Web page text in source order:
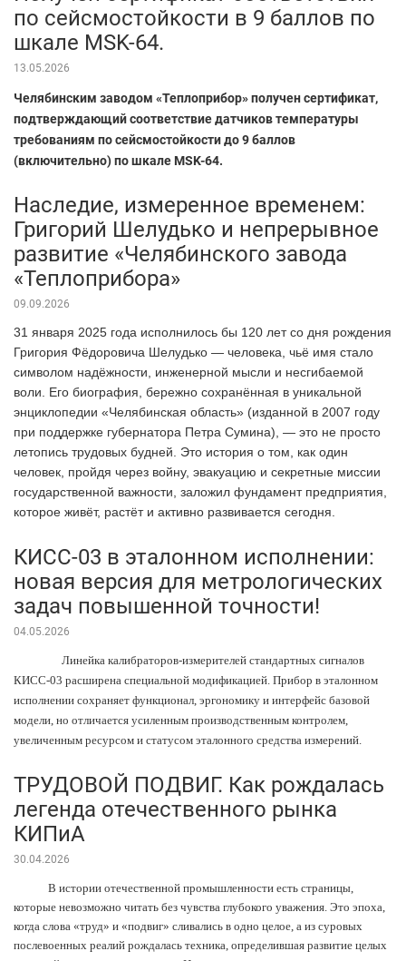
по сейсмостойкости в 9 баллов по
шкале MSK-64.
13.05.2026
Челябинским заводом «Теплоприбор» получен сертификат,
подтверждающий соответствие датчиков температуры
требованиям по сейсмостойкости до 9 баллов
(включительно) по шкале MSK-64.
Наследие, измеренное временем:
Григорий Шелудько и непрерывное
развитие «Челябинского завода
«Теплоприбора»
09.09.2026
31 января 2025 года исполнилось бы 120 лет со дня рождения
Григория Фёдоровича Шелудько — человека, чьё имя стало
символом надёжности, инженерной мысли и несгибаемой
воли. Его биография, бережно сохранённая в уникальной
энциклопедии «Челябинская область» (изданной в 2007 году
при поддержке губернатора Петра Сумина), — это не просто
летопись трудовых будней. Это история о том, как один
человек, пройдя через войну, эвакуацию и секретные миссии
государственной важности, заложил фундамент предприятия,
которое живёт, растёт и активно развивается сегодня.
КИСС-03 в эталонном исполнении:
новая версия для метрологических
задач повышенной точности!
04.05.2026
Линейка калибраторов-измерителей стандартных сигналов
КИСС-03 расширена специальной модификацией. Прибор в эталонном
исполнении сохраняет функционал, эргономику и интерфейс базовой
модели, но отличается усиленным производственным контролем,
увеличенным ресурсом и статусом эталонного средства измерений.
ТРУДОВОЙ ПОДВИГ. Как рождалась
легенда отечественного рынка
КИПиА
30.04.2026
В истории отечественной промышленности есть страницы,
которые невозможно читать без чувства глубокого уважения. Это эпоха,
когда слова «труд» и «подвиг» сливались в одно целое, а из суровых
послевоенных реалий рождалась техника, определившая развитие целых